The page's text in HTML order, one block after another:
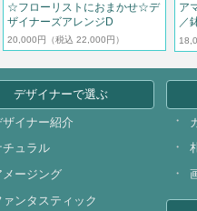
☆フローリストにおまかせ☆デ
ザイナーズアレンジD
20,000円 （税込 22,000円）
ア
／
デザイナーで選ぶ
ザイナー紹介
チュラル
メージング
ァンタスティック